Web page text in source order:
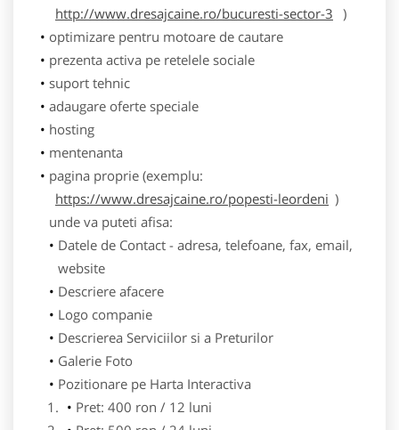
http://www.dresajcaine.ro/bucuresti-sector-3 )
optimizare pentru motoare de cautare
prezenta activa pe retelele sociale
suport tehnic
adaugare oferte speciale
hosting
mentenanta
pagina proprie (exemplu:
https://www.dresajcaine.ro/popesti-leordeni )
unde va puteti afisa:
Datele de Contact - adresa, telefoane, fax, email,
website
Descriere afacere
Logo companie
Descrierea Serviciilor si a Preturilor
Galerie Foto
Pozitionare pe Harta Interactiva
Pret: 400 ron / 12 luni